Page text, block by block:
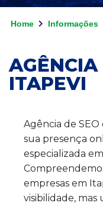
Home Informações
AGÊNCIA
ITAPEVI
Agência de
sua presença
especializada
empresas em
visibilidade,